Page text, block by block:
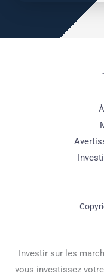
Investir sur les
vous investissez